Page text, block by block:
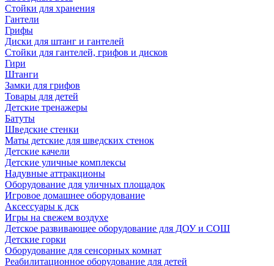
Стойки для хранения
Гантели
Грифы
Диски для штанг и гантелей
Стойки для гантелей, грифов и дисков
Гири
Штанги
Замки для грифов
Товары для детей
Детские тренажеры
Батуты
Шведские стенки
Маты детские для шведских стенок
Детские качели
Детские уличные комплексы
Надувные аттракционы
Оборудование для уличных площадок
Игровое домашнее оборудование
Аксессуары к дск
Игры на свежем воздухе
Детское развивающее оборудование для ДОУ и СОШ
Детские горки
Оборудование для сенсорных комнат
Реабилитационное оборудование для детей